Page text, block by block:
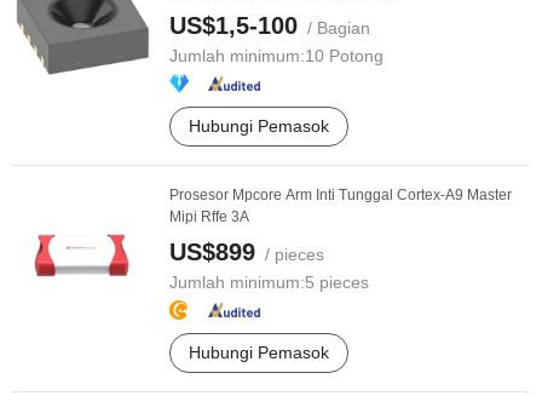
US$1,5-100 / Bagian
Jumlah minimum:10 Potong
Hubungi Pemasok
Prosesor Mpcore Arm Inti Tunggal Cortex-A9 Master
Mipi Rffe 3A
US$899 / pieces
Jumlah minimum:5 pieces
Hubungi Pemasok